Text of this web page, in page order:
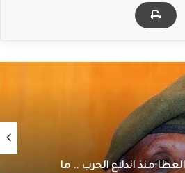
منذ اندلاع الحرب .. ما